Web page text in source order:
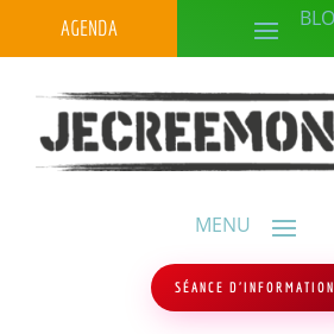
AGENDA
SÉANCE D'INFORMATION